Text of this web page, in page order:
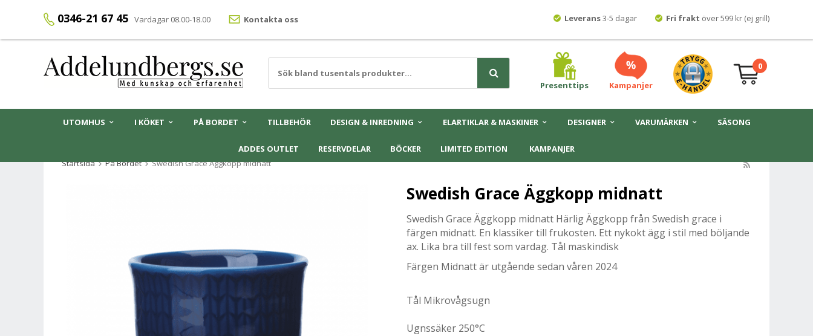
0346-21 67 45 Vardagar 08.00-18.00 Kontakta oss Leverans3-5 dagar Fri frakt över 599 kr (ej grill)
Presenttips Kampanjer
0
UTOMHUS I KÖKET PÅ BORDET TILLBEHÖR DESIGN & INREDNING ELARTIKLAR & MASKINER DESIGNER VARUMÄRKEN SÄSONG
ADDES OUTLET RESERVDELAR BÖCKER LIMITED EDITION
KAMPANJER
Startsida
På Bordet Swedish Grace Äggkopp midnatt
Swedish Grace Äggkopp midnatt
Swedish Grace Äggkopp midnatt Härlig Äggkopp från Swedish grace i
färgen midnatt. En klassiker till frukosten. Ett nykokt ägg i stil med böljande
ax. Lika bra till fest som vardag. Tål maskindisk
Färgen Midnatt är utgående sedan våren 2024
Tål Mikrovågsugn
Ugnssäker 250°C